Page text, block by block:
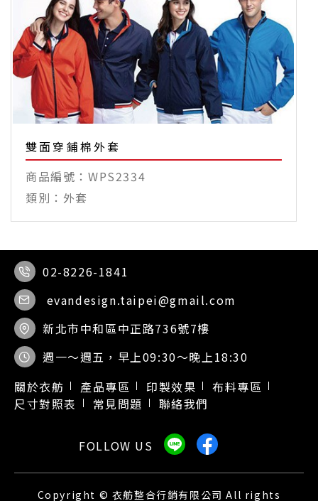
雙面穿鋪棉外套
WPS2334
外套
02-8226-1841
evandesign.taipei@gmail.com
新北市中和區中正路736號7樓
週一～週五，早上09:30～晚上18:30
關於衣舫
產品專區 印製效果
布料專區
尺寸對照表
常見問題 聯絡我們
Copyright © 衣舫整合行銷有限公司 All rights